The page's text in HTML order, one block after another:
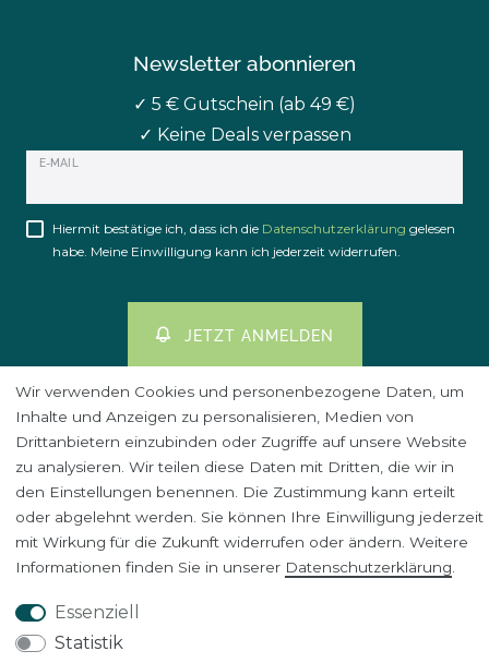
Newsletter abonnieren
✓ 5 € Gutschein (ab 49 €)
✓ Keine Deals verpassen
E-MAIL
Newsletter
Hiermit bestätige ich, dass ich die Daten­schutz­erklärung gelesen
habe. Meine Einwilligung kann ich jederzeit widerrufen.
JETZT ANMELDEN
Impressum Daten­schutz­erklärung AGB
Widerrufs­recht VERTRAG WIDERRUFEN
Wir verwenden Cookies und personenbezogene Daten, um
Inhalte und Anzeigen zu personalisieren, Medien von
Drittanbietern einzubinden oder Zugriffe auf unsere Website
zu analysieren. Wir teilen diese Daten mit Dritten, die wir in
den Einstellungen benennen. Die Zustimmung kann erteilt
oder abgelehnt werden. Sie können Ihre Einwilligung jederzeit
mit Wirkung für die Zukunft widerrufen oder ändern. Weitere
Informationen finden Sie in unserer Daten­schutz­erklärung
Essenziell
Statistik